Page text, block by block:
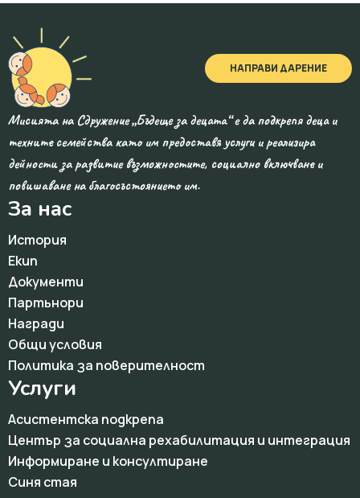
НАПРАВИ ДАРЕНИЕ
Мисията на Сдружение „Бъдеще за децата“ е да подкрепя деца и
техните семейства като им предоставя услуги и реализира
дейности за развитие възможностите, социално включване и
повишаване на благосъстоянието им.
За нас
История
Екип
Документи
Партьнори
Награди
Общи условия
Политика за поверителност
Услуги
Асистентска подкрепа
Център за социална рехабилитация и интеграция
Информиране и консултиране
Синя стая